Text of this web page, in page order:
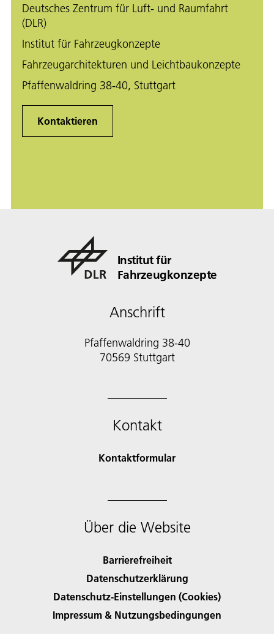
Deutsches Zentrum für Luft- und Raumfahrt
(DLR)
Institut für Fahrzeugkonzepte
Fahrzeugarchitekturen und Leichtbaukonzepte
Pfaffenwaldring 38-40, Stuttgart
Kontaktieren
Institut für
Fahrzeugkonzepte
Anschrift
Pfaffenwaldring 38-40
70569 Stuttgart
Kontakt
Kontaktformular
Über die Website
Barrierefreiheit
Datenschutzerklärung
Datenschutz-Einstellungen (Cookies)
Impressum & Nutzungsbedingungen